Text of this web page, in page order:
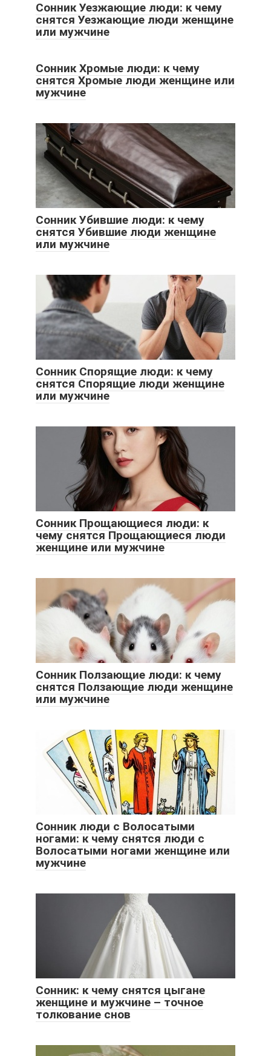
Сонник Уезжающие люди: к чему
снятся Уезжающие люди женщине
или мужчине
Сонник Хромые люди: к чему
снятся Хромые люди женщине или
мужчине
Сонник Убившие люди: к чему
снятся Убившие люди женщине
или мужчине
Сонник Спорящие люди: к чему
снятся Спорящие люди женщине
или мужчине
Сонник Прощающиеся люди: к
чему снятся Прощающиеся люди
женщине или мужчине
Сонник Ползающие люди: к чему
снятся Ползающие люди женщине
или мужчине
Сонник люди с Волосатыми
ногами: к чему снятся люди с
Волосатыми ногами женщине или
мужчине
Сонник: к чему снятся цыгане
женщине и мужчине – точное
толкование снов